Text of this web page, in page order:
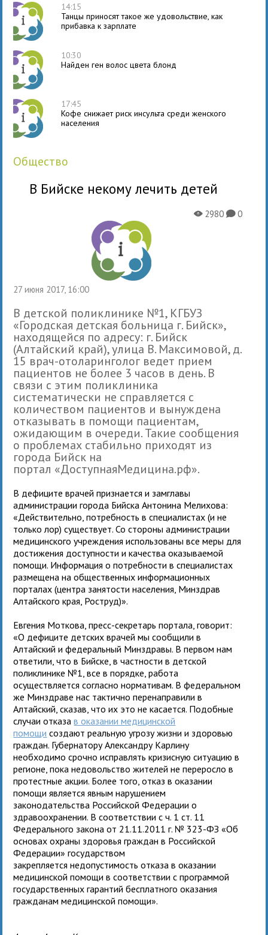
14:15
Танцы приносят такое же удовольствие, как
прибавка к зарплате
10:30
Найден ген волос цвета блонд
17:45
Кофе снижает риск инсульта среди женского
населения
общество
В Бийске некому лечить детей
27 июня 2017, 16:00
X2980K0
В детской поликлинике №1, КГБУЗ
«Городская детская больница г. Бийск»,
находящейся по адресу: г. Бийск
(Алтайский край), улица В. Максимовой, д.
15 врач-отоларинголог ведет прием
пациентов не более 3 часов в день. В
связи с этим поликлиника
систематически не справляется с
количеством пациентов и вынуждена
отказывать в помощи пациентам,
ожидающим в очереди. Такие сообщения
о проблемах стабильно приходят из
города Бийск на
портал «ДоступнаяМедицина.рф».
В дефиците врачей признается и замглавы
администрации города Бийска Антонина Мелихова:
«Действительно, потребность в специалистах (и не
только лор) существует. Со стороны администрации
медицинского учреждения использованы все меры для
достижения доступности и качества оказываемой
помощи. Информация о потребности в специалистах
размещена на общественных информационных
порталах (центра занятости населения, Минздрав
Алтайского края, Роструд)».
Евгения Моткова, пресс-секретарь портала, говорит:
«О дефиците детских врачей мы сообщили в
Алтайский и федеральный Минздравы. В первом нам
ответили, что в Бийске, в частности в детской
поликлинике №1, все в порядке, работа
осуществляется согласно нормативам. В федеральном
же Минздраве нас тактично перенаправили в
Алтайский, сказав, что их это не касается. Подобные
случаи отказав оказании медицинской
помощи создают реальную угрозу жизни и здоровью
граждан. Губернатору Александру Карлину
необходимо срочно исправлять кризисную ситуацию в
регионе, пока недовольство жителей не переросло в
протестные акции. Более того, отказ в оказании
помощи является явным нарушением
законодательства Российской Федерации о
здравоохранении. В соответствии с ч. 1 ст. 11
Федерального закона от 21.11.2011 г. № 323-ФЗ «Об
основах охраны здоровья граждан в Российской
Федерации» государством
закрепляется недопустимость отказа в оказании
медицинской помощи в соответствии с программой
государственных гарантий бесплатного оказания
гражданам медицинской помощи».